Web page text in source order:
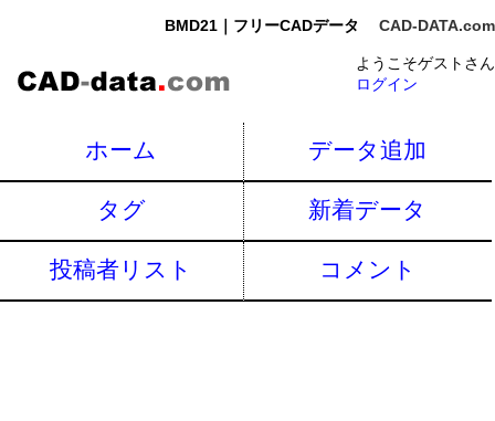
BMD21｜フリーCADデータ CAD-DATA.com
ようこそゲストさん
ログイン
ホーム データ追加
タグ 新着データ
投稿者リスト コメント